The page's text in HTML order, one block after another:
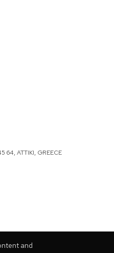
64, ATTIKI, GREECE
and